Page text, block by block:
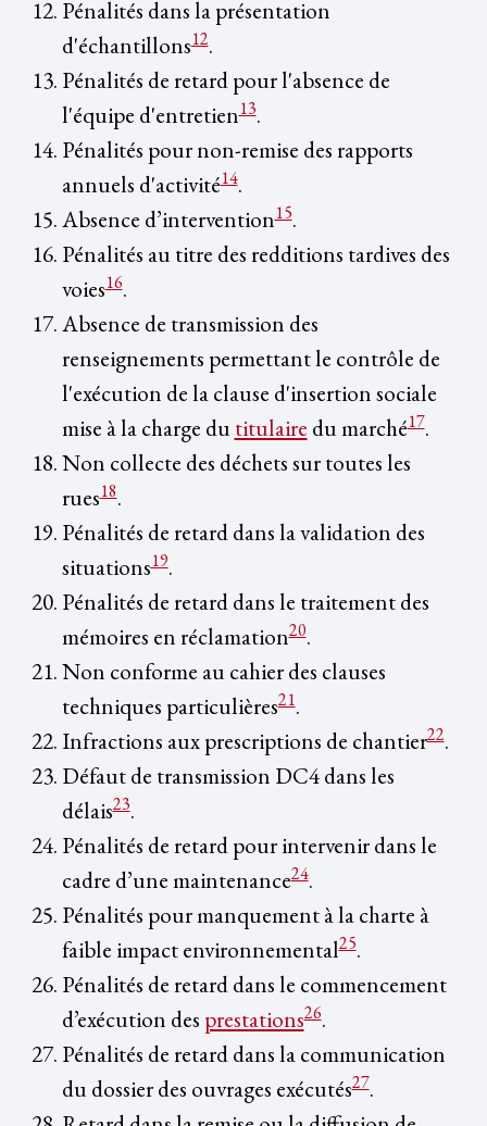
Pénalités dans la présentation
d'échantillons12.
Pénalités de retard pour l'absence de
l'équipe d'entretien13.
Pénalités pour non-remise des rapports
annuels d'activité14.
Absence d’intervention15.
Pénalités au titre des redditions tardives des
voies16.
Absence de transmission des
renseignements permettant le contrôle de
l'exécution de la clause d'insertion sociale
mise à la charge dutitulaire du marché17.
Non collecte des déchets sur toutes les
rues18.
Pénalités de retard dans la validation des
situations19.
Pénalités de retard dans le traitement des
mémoires en réclamation20.
Non conforme au cahier des clauses
techniques particulières21.
Infractions aux prescriptions de chantier22.
Défaut de transmission DC4 dans les
délais23.
Pénalités de retard pour intervenir dans le
cadre d’une maintenance24.
Pénalités pour manquement à la charte à
faible impact environnemental25.
Pénalités de retard dans le commencement
d’exécution des prestations26.
Pénalités de retard dans la communication
du dossier des ouvrages exécutés27.